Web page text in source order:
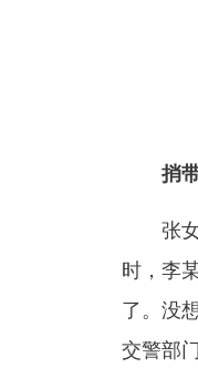
捎
张女
时，李
了。没
交警部